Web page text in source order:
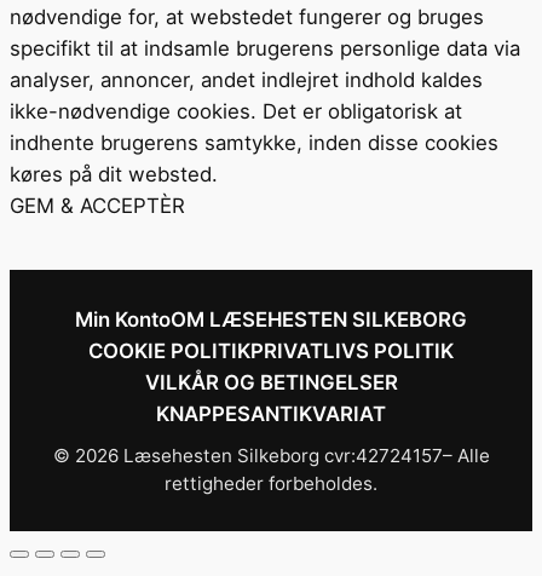
nødvendige for, at webstedet fungerer og bruges
specifikt til at indsamle brugerens personlige data via
analyser, annoncer, andet indlejret indhold kaldes
ikke-nødvendige cookies. Det er obligatorisk at
indhente brugerens samtykke, inden disse cookies
køres på dit websted.
GEM & ACCEPTÈR
Min KontoOM LÆSEHESTEN SILKEBORG
COOKIE POLITIKPRIVATLIVS POLITIK
VILKÅR OG BETINGELSER
KNAPPESANTIKVARIAT
© 2026 Læsehesten Silkeborg cvr:42724157– Alle
rettigheder forbeholdes.